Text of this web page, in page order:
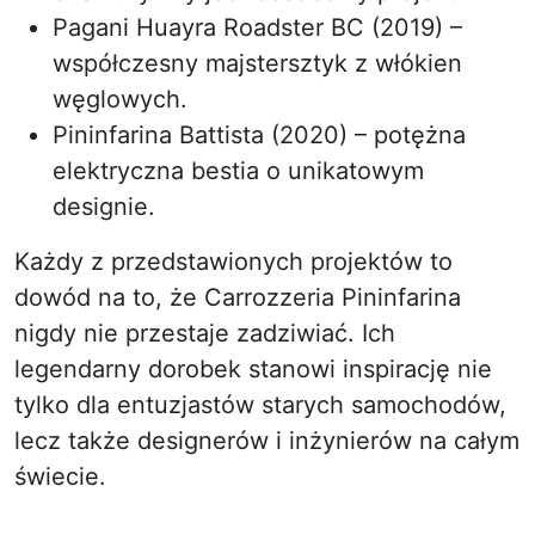
Pagani Huayra Roadster BC (2019) –
współczesny majstersztyk z włókien
węglowych.
Pininfarina Battista (2020) – potężna
elektryczna bestia o unikatowym
designie.
Każdy z przedstawionych projektów to
dowód na to, że Carrozzeria Pininfarina
nigdy nie przestaje zadziwiać. Ich
legendarny dorobek stanowi inspirację nie
tylko dla entuzjastów starych samochodów,
lecz także designerów i inżynierów na całym
świecie.